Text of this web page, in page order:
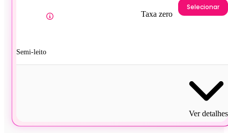
Semi-leito
Taxa zero
Selecionar
Ver detalhes